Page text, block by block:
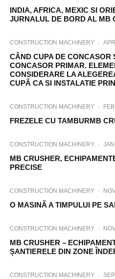
INDIA, AFRICA, MEXIC SI
JURNALUL DE BORD AL MB
CONSTRUCTION MACHINERY ·
CÂND CUPA DE CONCASOR
CONCASOR PRIMAR.
CONSIDERARE LA
CUPÃ CA SI INSTALATIE
CONSTRUCTION MACHINERY ·
FREZELE CU TAMBURMB
CONSTRUCTION MACHINERY ·
MB CRUSHER,
PRECISE
CONSTRUCTION MACHINERY ·
O MASINÃ A TIMPULUI PE
CONSTRUCTION MACHINERY ·
MB CRUSHER –
ȘANTIERELE DIN ZONE
CONSTRUCTION MACHINERY ·